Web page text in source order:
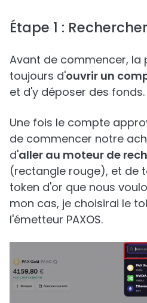
Étape 1 :
Avant de commencer, la
toujours d'ouvrir un
et d'y déposer des fonds.
Une fois le compte
de commencer notre
d'aller au moteur de
(rectangle rouge), et de
token d'or que nous
mon cas, je choisirai le
l'émetteur PAXOS.